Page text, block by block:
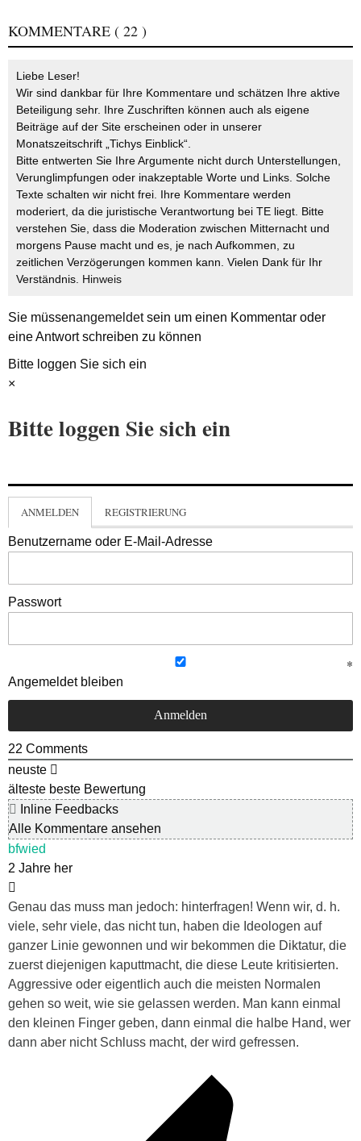
KOMMENTARE ( 22 )
Liebe Leser!
Wir sind dankbar für Ihre Kommentare und schätzen Ihre aktive
Beteiligung sehr. Ihre Zuschriften können auch als eigene
Beiträge auf der Site erscheinen oder in unserer
Monatszeitschrift „Tichys Einblick“.
Bitte entwerten Sie Ihre Argumente nicht durch Unterstellungen,
Verunglimpfungen oder inakzeptable Worte und Links. Solche
Texte schalten wir nicht frei. Ihre Kommentare werden
moderiert, da die juristische Verantwortung bei TE liegt. Bitte
verstehen Sie, dass die Moderation zwischen Mitternacht und
morgens Pause macht und es, je nach Aufkommen, zu
zeitlichen Verzögerungen kommen kann. Vielen Dank für Ihr
Verständnis. Hinweis
Sie müssenangemeldetsein um einen Kommentar oder
eine Antwort schreiben zu können
Bitte loggen Sie sich ein
×
Bitte loggen Sie sich ein
ANMELDEN REGISTRIERUNG
Benutzername oder E-Mail-Adresse
Passwort
Angemeldet bleiben
22 Comments
neuste
älteste beste Bewertung
Inline Feedbacks
Alle Kommentare ansehen
bfwied
2 Jahre her
Genau das muss man jedoch: hinterfragen! Wenn wir, d. h.
viele, sehr viele, das nicht tun, haben die Ideologen auf
ganzer Linie gewonnen und wir bekommen die Diktatur, die
zuerst diejenigen kaputtmacht, die diese Leute kritisierten.
Aggressive oder eigentlich auch die meisten Normalen
gehen so weit, wie sie gelassen werden. Man kann einmal
den kleinen Finger geben, dann einmal die halbe Hand, wer
dann aber nicht Schluss macht, der wird gefressen.